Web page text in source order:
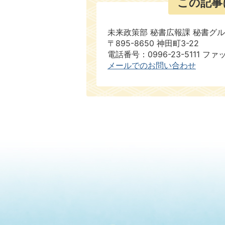
未来政策部 秘書広報課 秘書グ
〒895-8650 神田町3-22
電話番号：0996-23-5111 ファ
メールでのお問い合わせ